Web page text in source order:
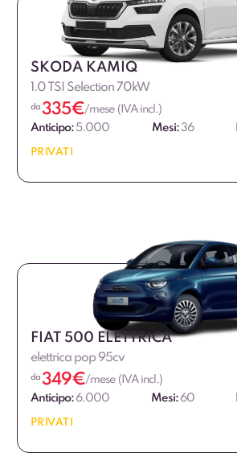
SKODA KAMIQ
1.0 TSI Selection 70kW
da 335€/mese (IVA incl.)
Anticipo: 5.000 Mesi:36
PRIVATI
FIAT 500 ELETTRICA
elettrica pop 95cv
da 349€/mese (IVA incl.)
Anticipo: 6.000 Mesi: 60
PRIVATI